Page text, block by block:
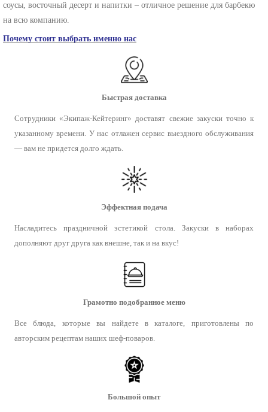
соусы, восточный десерт и напитки – отличное решение для барбекю
на всю компанию.
Почему стоит выбрать именно нас
Быстрая доставка
Сотрудники «Экипаж-Кейтеринг» доставят свежие закуски точно к
указанному времени. У нас отлажен сервис выездного обслуживания
— вам не придется долго ждать.
Эффектная подача
Насладитесь праздничной эстетикой стола. Закуски в наборах
дополняют друг друга как внешне, так и на вкус!
Грамотно подобранное меню
Все блюда, которые вы найдете в каталоге, приготовлены по
авторским рецептам наших шеф-поваров.
Большой опыт